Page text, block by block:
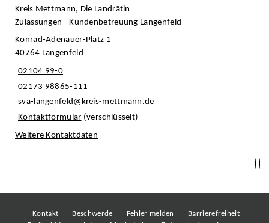
Kreis Mettmann, Die Landrätin
Zulassungen - Kundenbetreuung Langenfeld
Konrad-Adenauer-Platz 1
40764 Langenfeld
02104 99-0
02173 98865-111
sva-langenfeld@kreis-mettmann.de
Kontaktformular (verschlüsselt)
Weitere Kontaktdaten
Kontakt Beschwerde Fehler melden
Barrierefreiheit